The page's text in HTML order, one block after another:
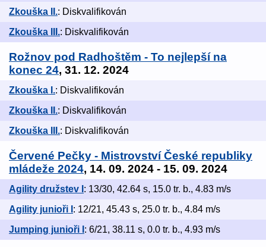
Zkouška II.: Diskvalifikován
Zkouška III.: Diskvalifikován
Rožnov pod Radhoštěm - To nejlepší na
konec 24, 31. 12. 2024
Zkouška I.: Diskvalifikován
Zkouška II.: Diskvalifikován
Zkouška III.: Diskvalifikován
Červené Pečky - Mistrovství České republiky
mládeže 2024, 14. 09. 2024 - 15. 09. 2024
Agility družstev I : 13/30, 42.64 s, 15.0 tr. b., 4.83 m/s
Agility junioři I : 12/21, 45.43 s, 25.0 tr. b., 4.84 m/s
Jumping junioři I : 6/21, 38.11 s, 0.0 tr. b., 4.93 m/s